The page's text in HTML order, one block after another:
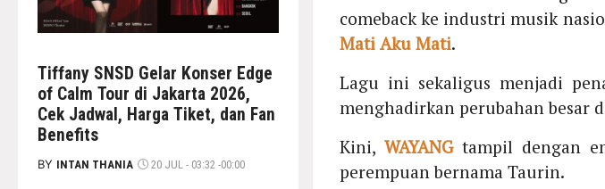
Tiffany SNSD Gelar Konser Edge
of Calm Tour di Jakarta 2026,
Cek Jadwal, Harga Tiket, dan Fan
Benefits
BY INTAN THANIA 20 JUL - 03:32 -00:00
comeback ke industri musik
Mati Aku Mati.
Lagu ini sekaligus menjadi
menghadirkan perubahan besar
Kini, WAYANGtampil dengan
perempuan bernama Taurin.